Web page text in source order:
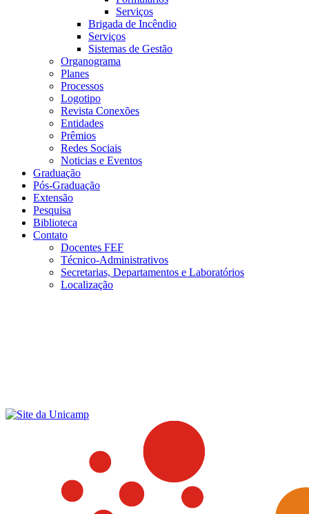
Serviços
Brigada de Incêndio
Serviços
Sistemas de Gestão
Organograma
Planes
Processos
Logotipo
Revista Conexões
Entidades
Prêmios
Redes Sociais
Noticias e Eventos
Graduação
Pós-Graduação
Extensão
Pesquisa
Biblioteca
Contato
Docentes FEF
Técnico-Administrativos
Secretarias, Departamentos e Laboratórios
Localização